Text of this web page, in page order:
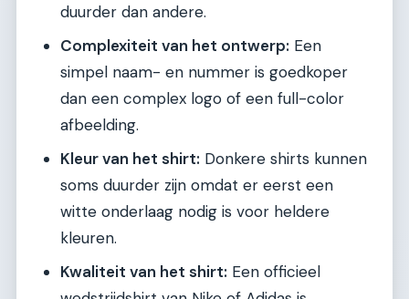
duurder dan andere.
Complexiteit van het ontwerp: Een
simpel naam- en nummer is goedkoper
dan een complex logo of een full-color
afbeelding.
Kleur van het shirt: Donkere shirts kunnen
soms duurder zijn omdat er eerst een
witte onderlaag nodig is voor heldere
kleuren.
Kwaliteit van het shirt: Een officieel